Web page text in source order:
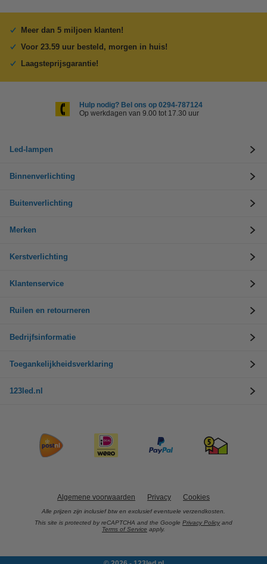
Meer dan 5 miljoen klanten!
Voor 23.59 uur besteld, morgen in huis!
Laagsteprijsgarantie!
Hulp nodig? Bel ons op 0294-787124
Op werkdagen van 9.00 tot 17.30 uur
Led-lampen
Binnenverlichting
Buitenverlichting
Merken
Kerstverlichting
Klantenservice
Ruilen en retourneren
Bedrijfsinformatie
Toegankelijkheidsverklaring
123led.nl
Algemene voorwaarden Privacy Cookies
Alle prijzen zijn inclusief btw en exclusief eventuele verzendkosten.
This site is protected by reCAPTCHA and the Google Privacy Policy and
Terms of Service apply.